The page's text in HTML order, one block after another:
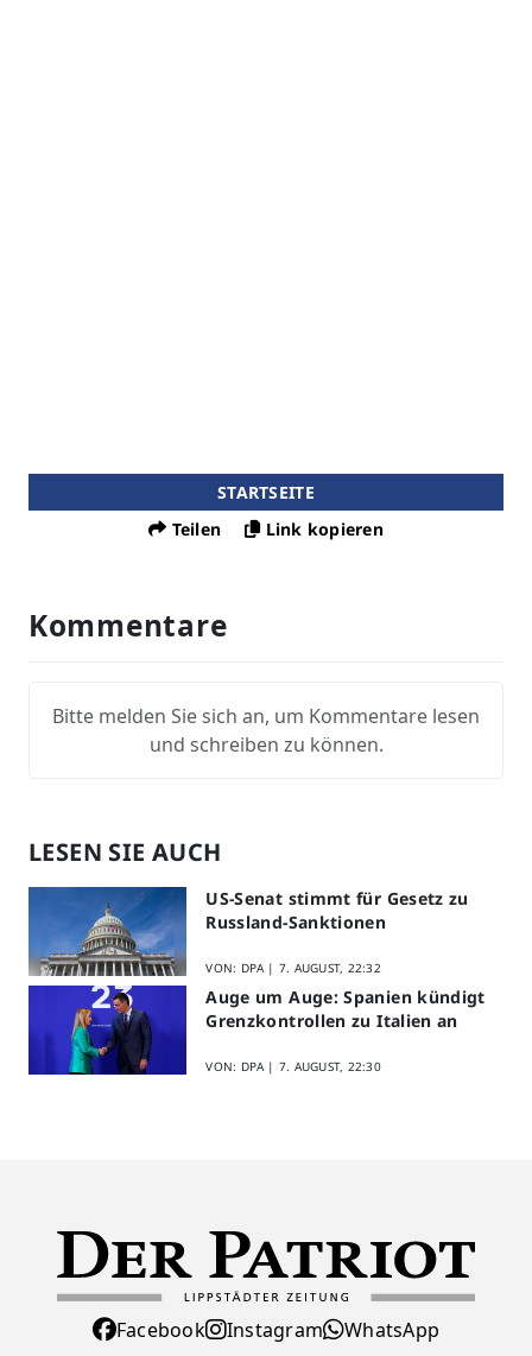
STARTSEITE
Teilen
Link kopieren
Kommentare
Bitte melden Sie sich an, um Kommentare lesen
und schreiben zu können.
LESEN SIE AUCH
US-Senat stimmt für Gesetz zu
Russland-Sanktionen
VON: DPA | 7. AUGUST, 22:32
Auge um Auge: Spanien kündigt
Grenzkontrollen zu Italien an
VON: DPA | 7. AUGUST, 22:30
Facebook Instagram WhatsApp